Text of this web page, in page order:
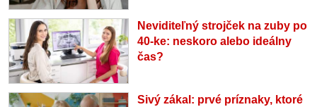
Neviditeľný strojček na zuby po
40-ke: neskoro alebo ideálny
čas?
Sivý zákal: prvé príznaky, ktoré